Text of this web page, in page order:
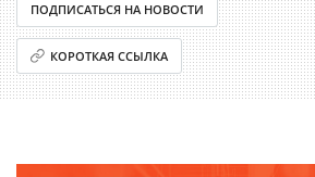
ПОДПИСАТЬСЯ НА НОВОСТИ
КОРОТКАЯ ССЫЛКА